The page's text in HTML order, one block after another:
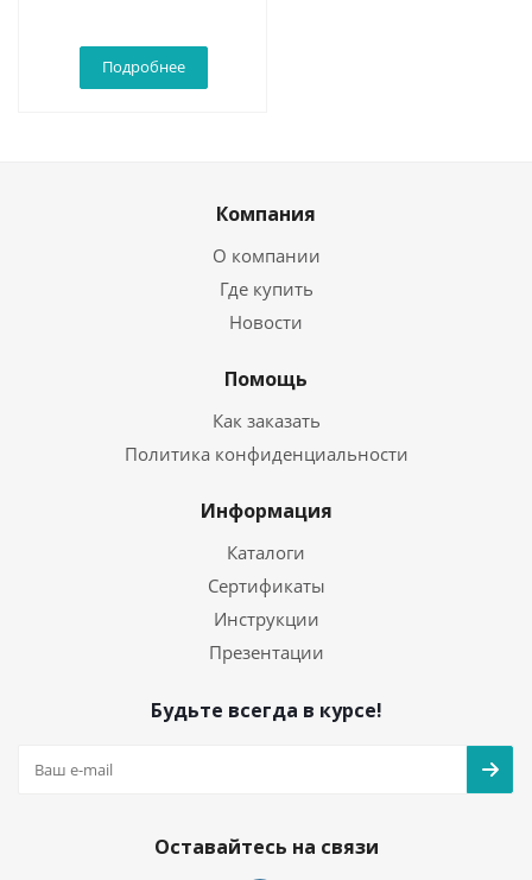
Подробнее
Компания
О компании
Где купить
Новости
Помощь
Как заказать
Политика конфиденциальности
Информация
Каталоги
Сертификаты
Инструкции
Презентации
Будьте всегда в курсе!
Оставайтесь на связи